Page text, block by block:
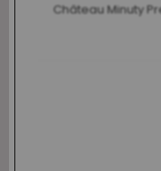
Château Minuty